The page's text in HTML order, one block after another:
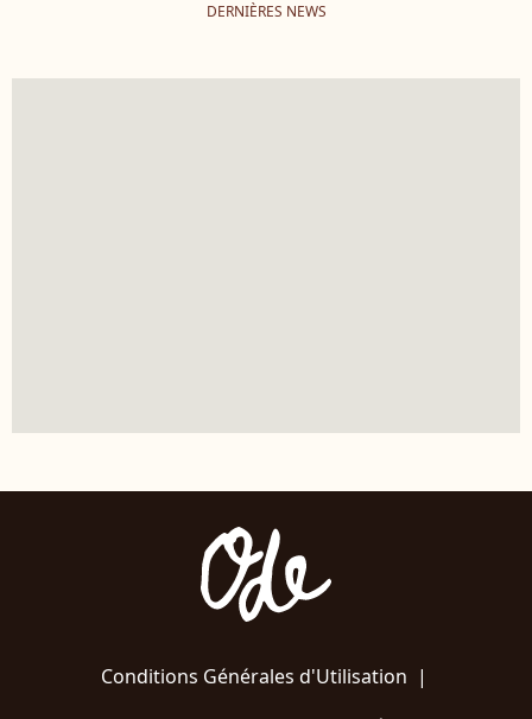
DERNIÈRES NEWS
Conditions Générales d'Utilisation |